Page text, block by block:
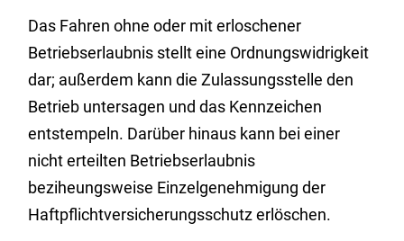
Das Fahren ohne oder mit erloschener
Betriebserlaubnis stellt eine Ordnungswidrigkeit
dar; außerdem kann die Zulassungsstelle den
Betrieb untersagen und das Kennzeichen
entstempeln. Darüber hinaus kann bei einer
nicht erteilten Betriebserlaubnis
beziheungsweise Einzelgenehmigung der
Haftpflichtversicherungsschutz erlöschen.